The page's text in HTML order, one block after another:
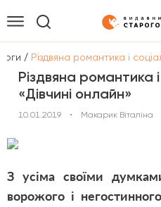
/ Різдвяна романтика і
Різдвяна романтика
«Дівчині онлайн»
10.01.2019 • Макарик Віталіна
З усіма своїми
ворожого і